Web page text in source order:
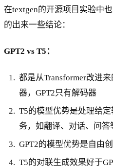
在textgen的开源项目实验中
的出来一些结论：
GPT2 vs T5：
都是从Transformer改进
器，GPT2只有解码器
T5的模型优势是处理给
务，如翻译、对话、问答
GPT2的模型优势是自由
T5的对联生成效果好于